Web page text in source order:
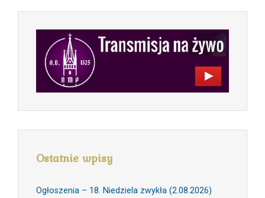
Ostatnie wpisy
Ogłoszenia – 18. Niedziela zwykła (2.08.2026)